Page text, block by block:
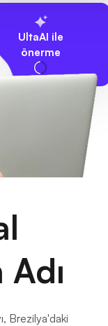
UltaAI ile
önerme
Brezilya'daki